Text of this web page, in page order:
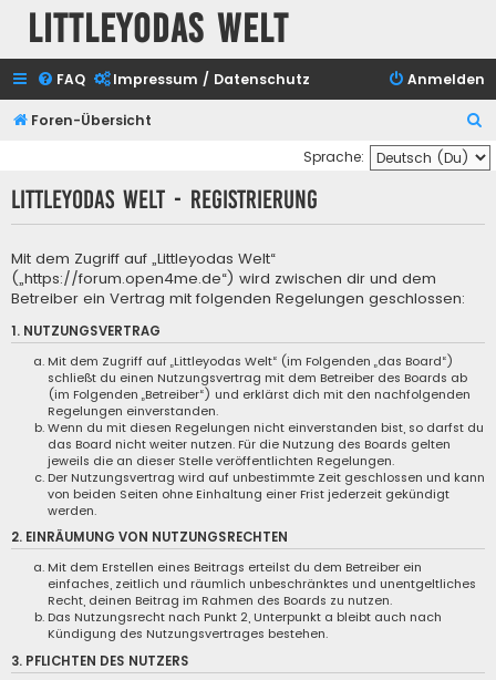
Littleyodas Welt
FAQ Impressum / Datenschutz Anmelden
Foren-Übersicht
u
c
Sprache:
Littleyodas Welt - Registrierung
Mit dem Zugriff auf „Littleyodas Welt“
(„https://forum.open4me.de“) wird zwischen dir und dem
Betreiber ein Vertrag mit folgenden Regelungen geschlossen:
1. NUTZUNGSVERTRAG
Mit dem Zugriff auf „Littleyodas Welt“ (im Folgenden „das Board“)
schließt du einen Nutzungsvertrag mit dem Betreiber des Boards ab
(im Folgenden „Betreiber“) und erklärst dich mit den nachfolgenden
Regelungen einverstanden.
Wenn du mit diesen Regelungen nicht einverstanden bist, so darfst du
das Board nicht weiter nutzen. Für die Nutzung des Boards gelten
jeweils die an dieser Stelle veröffentlichten Regelungen.
Der Nutzungsvertrag wird auf unbestimmte Zeit geschlossen und kann
von beiden Seiten ohne Einhaltung einer Frist jederzeit gekündigt
werden.
2. EINRÄUMUNG VON NUTZUNGSRECHTEN
Mit dem Erstellen eines Beitrags erteilst du dem Betreiber ein
einfaches, zeitlich und räumlich unbeschränktes und unentgeltliches
Recht, deinen Beitrag im Rahmen des Boards zu nutzen.
Das Nutzungsrecht nach Punkt 2, Unterpunkt a bleibt auch nach
Kündigung des Nutzungsvertrages bestehen.
3. PFLICHTEN DES NUTZERS